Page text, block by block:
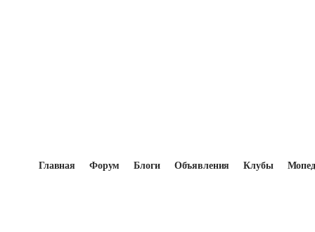
Главная Форум Блоги Объявления Клубы